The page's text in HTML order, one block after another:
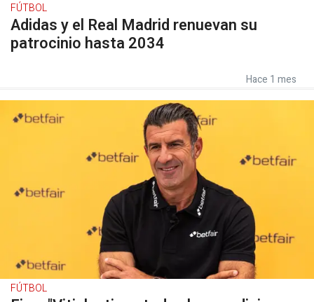
FÚTBOL
Adidas y el Real Madrid renuevan su
patrocinio hasta 2034
Hace 1 mes
FÚTBOL